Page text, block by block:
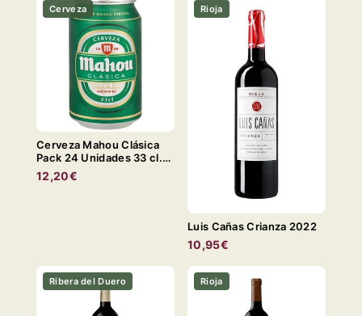
Cerveza
Cerveza Mahou Clásica
Pack 24 Unidades 33 cl.
LATA
12,20€
Rioja
Luis Cañas Crianza 2022
10,95€
Ribera del Duero Rioja